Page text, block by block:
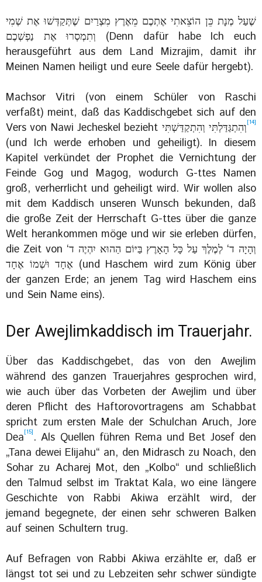
‏שֶׁעַל מְנָת כֵּן הוֹצֵאתִי אֶתְכֶם מֵאֶרֶץ מִצְרַיִם שֶׁתְּקַדְּשׁוּ אֶת שְׁמִי
וְתִמְסְרוּ אֶת נַפְשְׁכֶם (Denn dafür habe Ich euch
herausgeführt aus dem Land Mizrajim, damit ihr
Meinen Namen heiligt und eure Seele dafür hergebt).
Machsor Vitri (von einem Schüler von Raschi
verfaßt) meint, daß das Kaddischgebet sich auf den
[14]
וְהִתְגַּדַּלְתִּי וְהִתְקַדַּשְׁתִּי‎
(und Ich werde erhoben und geheiligt). In diesem
Kapitel verkündet der Prophet die Vernichtung der
Feinde Gog und Magog, wodurch G-ttes Namen
groß, verherrlicht und geheiligt wird. Wir wollen also
mit dem Kaddisch unseren Wunsch bekunden, daß
die große Zeit der Herrschaft G-ttes über die ganze
Welt herankommen möge und wir sie erleben dürfen,
die Zeit von וְהָיָה ד‘ לְמֶלֶךְ עַל כָּל הָאָרֶץ בַּיּוֹם הַהוּא יִהְיֶה ד‘
אֶחָד וּשְׁמוֹ אֶחָד (und Haschem wird zum König über
der ganzen Erde; an jenem Tag wird Haschem eins
und Sein Name eins).
Der Awejlimkaddisch im Trauerjahr.
Über das Kaddischgebet, das von den Awejlim
während des ganzen Trauerjahres gesprochen wird,
wie auch über das Vorbeten der Awejlim und über
deren Pflicht des Haftorovortragens am Schabbat
spricht zum ersten Male der Schulchan Aruch, Jore
Dea[15] . Als Quellen führen Rema und Bet Josef den
„Tana dewei Elijahu“ an, den Midrasch zu Noach, den
Sohar zu Acharej Mot, den „Kolbo“ und schließlich
den Talmud selbst im Traktat Kala, wo eine längere
Geschichte von Rabbi Akiwa erzählt wird, der
jemand begegnete, der einen sehr schweren Balken
auf seinen Schultern trug.
Auf Befragen von Rabbi Akiwa erzählte er, daß er
längst tot sei und zu Lebzeiten sehr schwer sündigte